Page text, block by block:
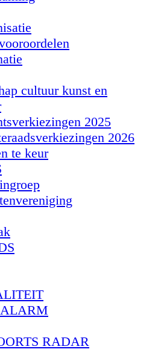
cultuur kunst en
2025
2026
te keur
RADAR